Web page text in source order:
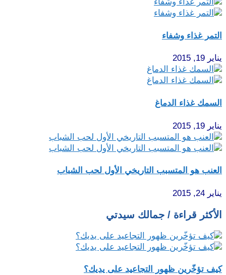
التمر غذاء وشفاء
يناير 19, 2015
السمك غذاء الدماغ
يناير 19, 2015
العنب هو المتسبب التاريخي الأول لحب الشباب
يناير 24, 2015
الأكثر قراءة / جمالك سيدتي
كيف تؤخّرين ظهور التجاعيد على يديك؟